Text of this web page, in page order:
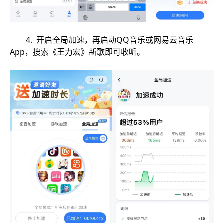
4. 开启全局加速，再启动QQ音乐或网易云音乐
App，搜索《王力宏》新歌即可收听。